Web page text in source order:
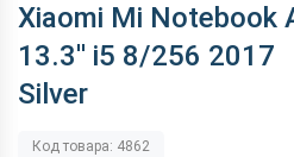
Xiaomi Mi Notebook
13.3'' i5 8/256 2017
Silver
Код товара: 4862